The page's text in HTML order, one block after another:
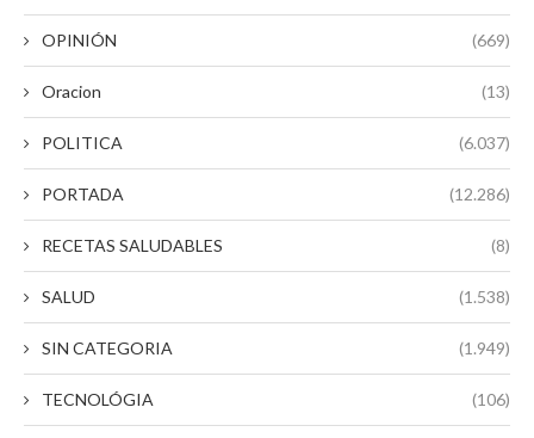
OPINIÓN (669)
Oracion (13)
POLITICA (6.037)
PORTADA (12.286)
RECETAS SALUDABLES (8)
SALUD (1.538)
SIN CATEGORIA (1.949)
TECNOLÓGIA (106)